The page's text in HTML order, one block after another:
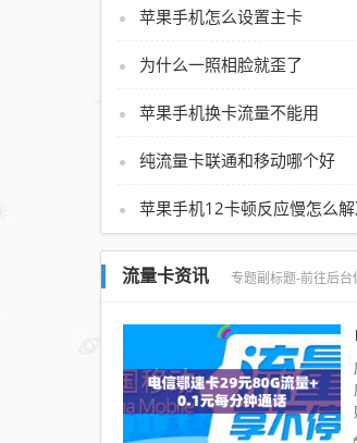
苹果手机怎么设置主卡
为什么一照相脸就歪了
苹果手机换卡流量不能用
纯流量卡联通和移动哪个好
苹果手机12卡顿反应慢怎么
流量卡资讯 专题副标题-前往后台